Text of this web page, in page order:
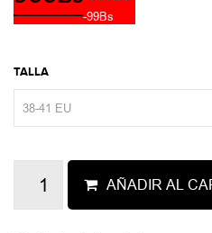
-99Bs
TALLA
AÑADIR AL